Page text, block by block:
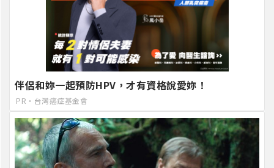
伴侶和妳一起預防HPV，才有資格說愛妳！
PR・台灣癌症基金會